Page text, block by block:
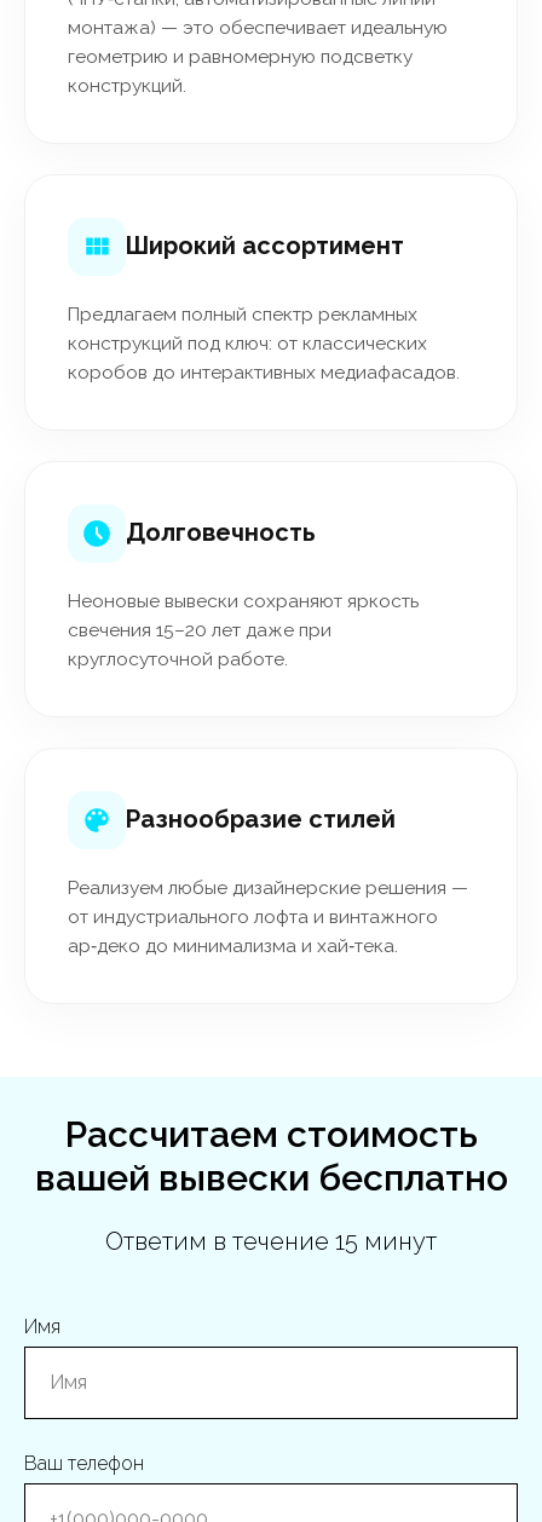
монтажа) — это обеспечивает идеальную
геометрию и равномерную подсветку
конструкций.
Широкий ассортимент
Предлагаем полный спектр рекламных
конструкций под ключ: от классических
коробов до интерактивных медиафасадов.
Долговечность
Неоновые вывески сохраняют яркость
свечения 15–20 лет даже при
круглосуточной работе.
Разнообразие стилей
Реализуем любые дизайнерские решения —
от индустриального лофта и винтажного
ар‑деко до минимализма и хай‑тека.
Рассчитаем стоимость
вашей вывески бесплатно
Ответим в течение 15 минут
Имя
Ваш телефон